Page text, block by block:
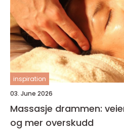
inspiration
03. June 2026
Massasje drammen:
og mer overskudd